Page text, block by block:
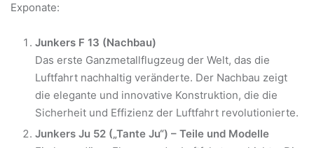
Exponate:
Junkers F 13 (Nachbau)
Das erste Ganzmetallflugzeug der Welt, das die
Luftfahrt nachhaltig veränderte. Der Nachbau zeigt
die elegante und innovative Konstruktion, die die
Sicherheit und Effizienz der Luftfahrt revolutionierte.
Junkers Ju 52 („Tante Ju“) – Teile und Modelle